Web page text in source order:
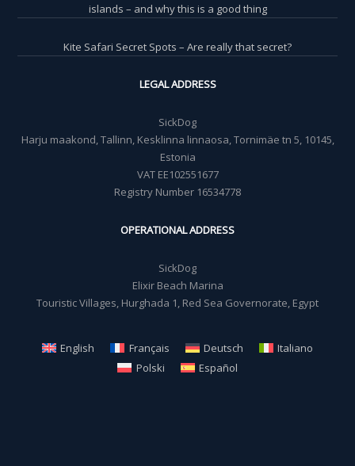
islands – and why this is a good thing
Kite Safari Secret Spots – Are really that secret?
LEGAL ADDRESS
SickDog
Harju maakond, Tallinn, Kesklinna linnaosa, Tornimäe tn 5, 10145,
Estonia
VAT EE102551677
Registry Number 16534778
OPERATIONAL ADDRESS
SickDog
Elixir Beach Marina
Touristic Villages, Hurghada 1, Red Sea Governorate, Egypt
English Français Deutsch
Italiano
Polski
Español